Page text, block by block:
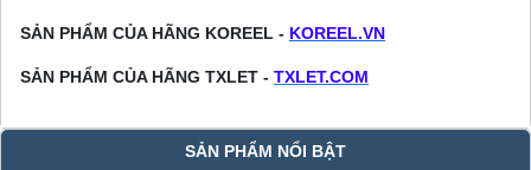
SẢN PHẨM CỦA HÃNG KOREEL - KOREEL.VN
SẢN PHẨM CỦA HÃNG TXLET - TXLET.COM
SẢN PHẨM NỔI BẬT